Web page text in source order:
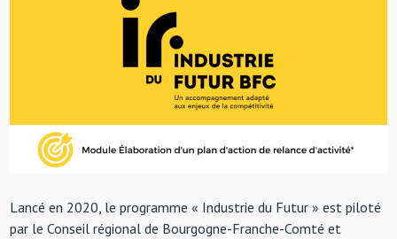
Lancé en 2020, le programme « Industrie du Futur » est piloté
par le Conseil régional de Bourgogne-Franche-Comté et